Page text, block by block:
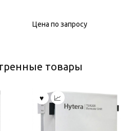
Цена по запросу
товары